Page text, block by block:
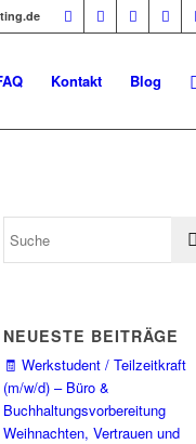
Kontakt Blog
NEUESTE BEITRÄGE
🧾 Werkstudent / Teilzeitkraft
(m/w/d) – Büro &
Buchhaltungsvorbereitung
Weihnachten, Vertrauen und